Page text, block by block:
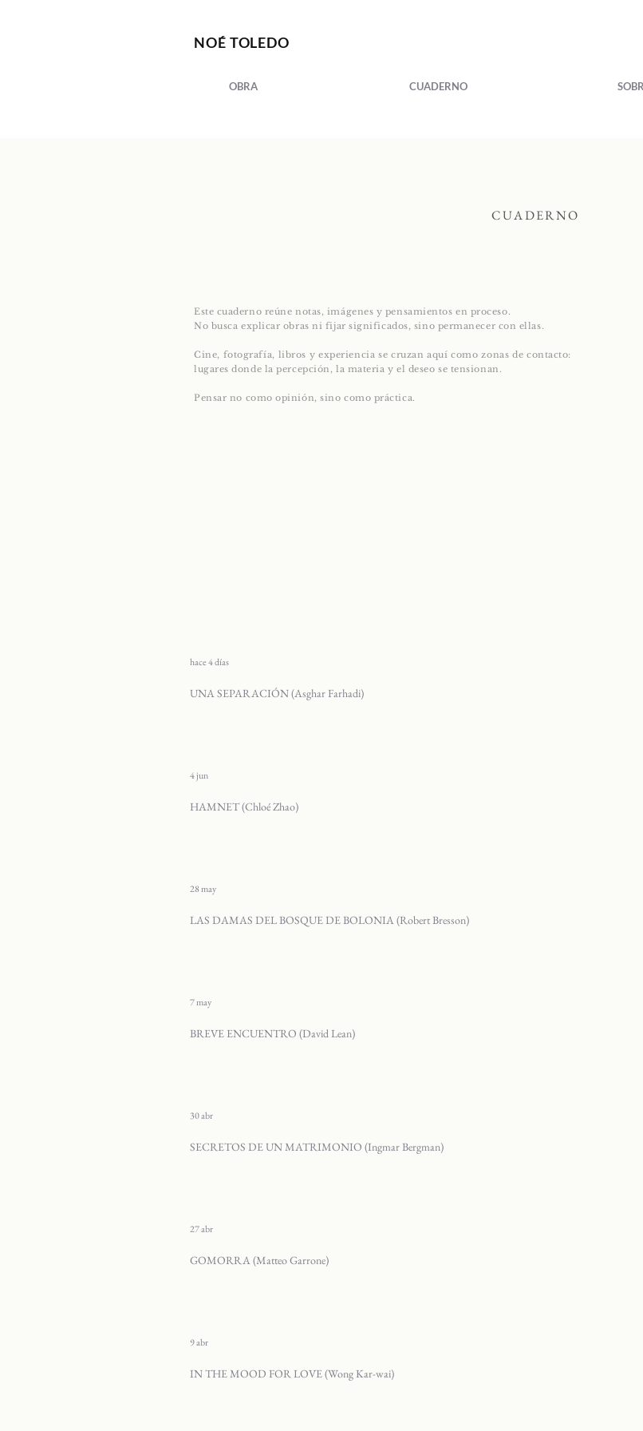
NOÉ TOLEDO
OBRA CUADERNO
CUADERNO
Este cuaderno reúne notas, imágenes y pensamientos en proceso.
No busca explicar obras ni fijar significados, sino permanecer con ellas.
Cine, fotografía, libros y experiencia se cruzan aquí como zonas de contacto:
lugares donde la percepción, la materia y el deseo se tensionan.
Pensar no como opinión, sino como práctica.
UNA SEPARACIÓN (Asghar Farhadi)
hace 4 días
HAMNET (Chloé Zhao)
4 jun
LAS DAMAS DEL BOSQUE DE BOLONIA (Robert Bresson)
28 may
BREVE ENCUENTRO (David Lean)
7 may
SECRETOS DE UN MATRIMONIO (Ingmar Bergman)
30 abr
GOMORRA (Matteo Garrone)
27 abr
IN THE MOOD FOR LOVE (Wong Kar-wai)
9 abr